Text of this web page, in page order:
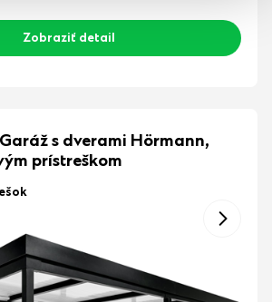
Zobraziť detail
s dverami Hörmann,
prístreškom